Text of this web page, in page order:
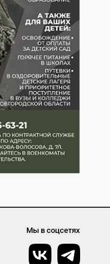
Мы в соцсетях